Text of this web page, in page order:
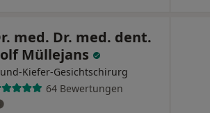
med. Dr. med. dent.
Müllejans
Kiefer-Gesichtschirurg
64 Bewertungen